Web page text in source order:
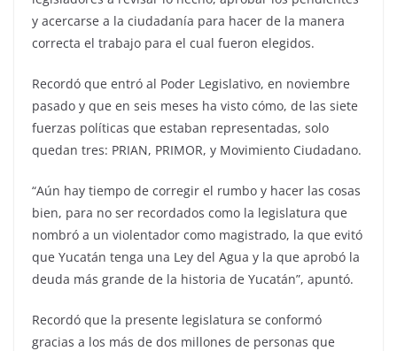
y acercarse a la ciudadanía para hacer de la manera
correcta el trabajo para el cual fueron elegidos.
Recordó que entró al Poder Legislativo, en noviembre
pasado y que en seis meses ha visto cómo, de las siete
fuerzas políticas que estaban representadas, solo
quedan tres: PRIAN, PRIMOR, y Movimiento Ciudadano.
“Aún hay tiempo de corregir el rumbo y hacer las cosas
bien, para no ser recordados como la legislatura que
nombró a un violentador como magistrado, la que evitó
que Yucatán tenga una Ley del Agua y la que aprobó la
deuda más grande de la historia de Yucatán”, apuntó.
Recordó que la presente legislatura se conformó
gracias a los más de dos millones de personas que